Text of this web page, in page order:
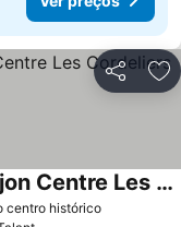
Partilhar
centro histórico
Appart'hôtel Odalys City - Dijon Centre Les Cordeliers